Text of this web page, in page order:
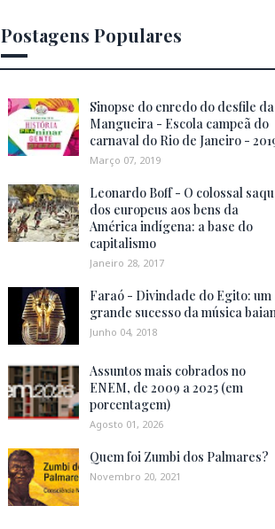
Postagens Populares
Sinopse do enredo do desfile da
Mangueira - Escola campeã do
carnaval do Rio de Janeiro -
Março 07, 2019
Leonardo Boff - O colossal
dos europeus aos bens da
América indígena: a base do
capitalismo
Janeiro 28, 2017
Faraó - Divindade do Egito: um
grande sucesso da música
Junho 04, 2018
Assuntos mais cobrados no
ENEM, de 2009 a 2025 (em
porcentagem)
Agosto 01, 2026
Quem foi Zumbi dos Palmares?
Novembro 20, 2021